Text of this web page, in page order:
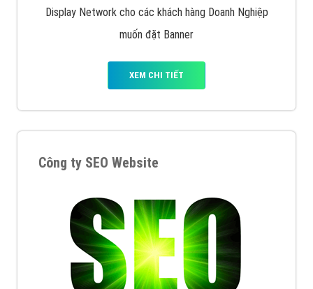
Display Network cho các khách hàng Doanh Nghiệp
muốn đặt Banner
XEM CHI TIẾT
Công ty SEO Website